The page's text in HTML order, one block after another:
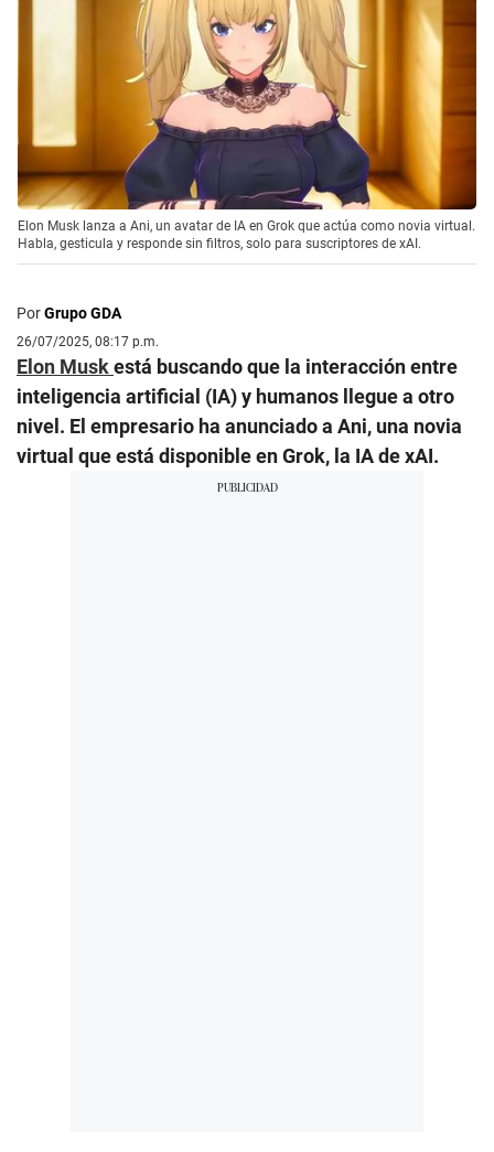
Elon Musk lanza a Ani, un avatar de IA en Grok que actúa como novia virtual.
Habla, gesticula y responde sin filtros, solo para suscriptores de xAI.
PorGrupo GDA
26/07/2025, 08:17 p.m.
Elon Muskestá buscando que la interacción entre
inteligencia artificial (IA) y humanos llegue a otro
nivel. El empresario ha anunciado a Ani, una novia
virtual que está disponible en Grok, la IA de xAI.